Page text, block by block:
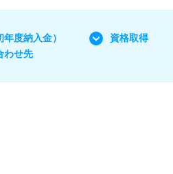
年度納入金）
資格取得
わせ先